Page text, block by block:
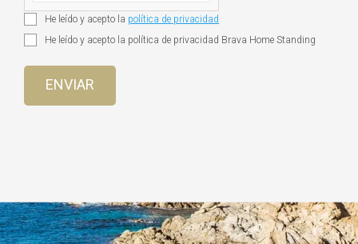
He leído y acepto la política de privacidad
He leído y acepto la política de privacidad Brava Home Standing